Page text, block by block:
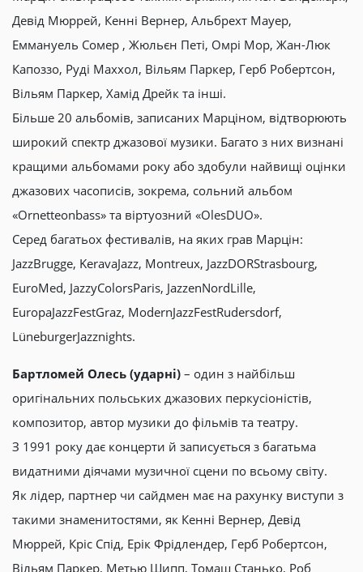
Девід Мюррей, Кенні Вернер, Альбрехт Мауер,
Еммануель Сомер , Жюльєн Петі, Омрі Мор, Жан-Люк
Капоззо, Руді Маххол, Вільям Паркер, Герб Робертсон,
Вільям Паркер, Хамід Дрейк та інші.
Більше 20 альбомів, записаних Марціном, відтворюють
широкий спектр джазової музики. Багато з них визнані
кращими альбомами року або здобули найвищі оцінки
джазових часописів, зокрема, сольний альбом
«Ornetteonbass» та віртуозний «OlesDUO».
Серед багатьох фестивалів, на яких грав Марцін:
JazzBrugge, KeravaJazz, Montreux, JazzDORStrasbourg,
EuroMed, JazzyColorsParis, JazzenNordLille,
EuropaJazzFestGraz, ModernJazzFestRudersdorf,
LüneburgerJazznights.
Бартломей Олесь (ударні) – один з найбільш
оригінальних польських джазових перкусіоністів,
композитор, автор музики до фільмів та театру.
З 1991 року дає концерти й записується з багатьма
видатними діячами музичної сцени по всьому світу.
Як лідер, партнер чи сайдмен має на рахунку виступи з
такими знаменитостями, як Кенні Вернер, Девід
Мюррей, Кріс Спід, Ерік Фрідлендер, Герб Робертсон,
Вільям Паркер, Метью Шипп, Томаш Станько, Роб